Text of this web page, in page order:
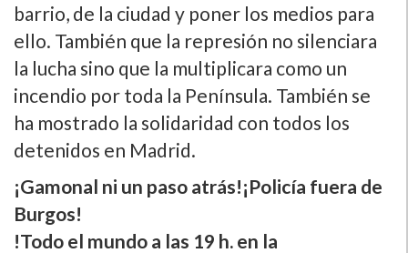
barrio, de la ciudad y poner los medios para
ello. También que la represión no silenciara
la lucha sino que la multiplicara como un
incendio por toda la Pení­nsula. También se
ha mostrado la solidaridad con todos los
detenidos en Madrid.
¡Gamonal ni un paso atrás!¡Policí­a fuera de
Burgos!
!Todo el mundo a las 19 h. en la